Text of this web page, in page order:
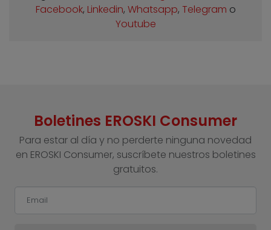
Facebook, Linkedin, Whatsapp, Telegram o
Youtube
Boletines EROSKI Consumer
Para estar al día y no perderte ninguna novedad
en EROSKI Consumer, suscríbete nuestros boletines
gratuitos.